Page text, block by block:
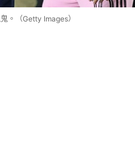
。（Getty Images）